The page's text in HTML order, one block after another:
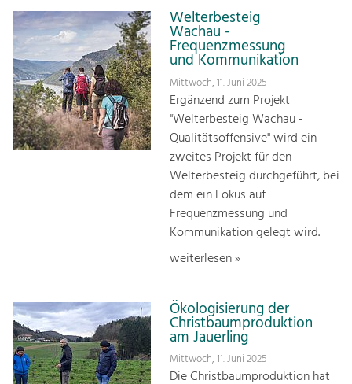
Welterbesteig
Wachau -
Frequenzmessung
und Kommunikation
Mittwoch, 11. Juni 2025
Ergänzend zum Projekt
"Welterbesteig Wachau -
Qualitätsoffensive" wird ein
zweites Projekt für den
Welterbesteig durchgeführt, bei
dem ein Fokus auf
Frequenzmessung und
Kommunikation gelegt wird.
weiterlesen »
Ökologisierung der
Christbaumproduktion
am Jauerling
Mittwoch, 11. Juni 2025
Die Christbaumproduktion hat